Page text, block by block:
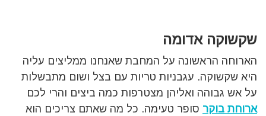
שקשוקה אדומה
הארוחה הראשונה על המחבת שאנחנו ממליצים עליה
היא שקשוקה. עגבניות טריות עם בצל ושום מתבשלות
על אש גבוהה ואליהן מצטרפות כמה ביצים והרי לכם
ארוחת בוקר סופר טעימה. כל מה שאתם צריכים הוא